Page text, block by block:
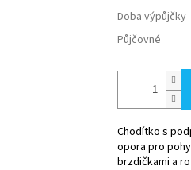
cena:
Doba výpůjčky
Půjčovné
Chodítko s
opora pro
brzdičkami a